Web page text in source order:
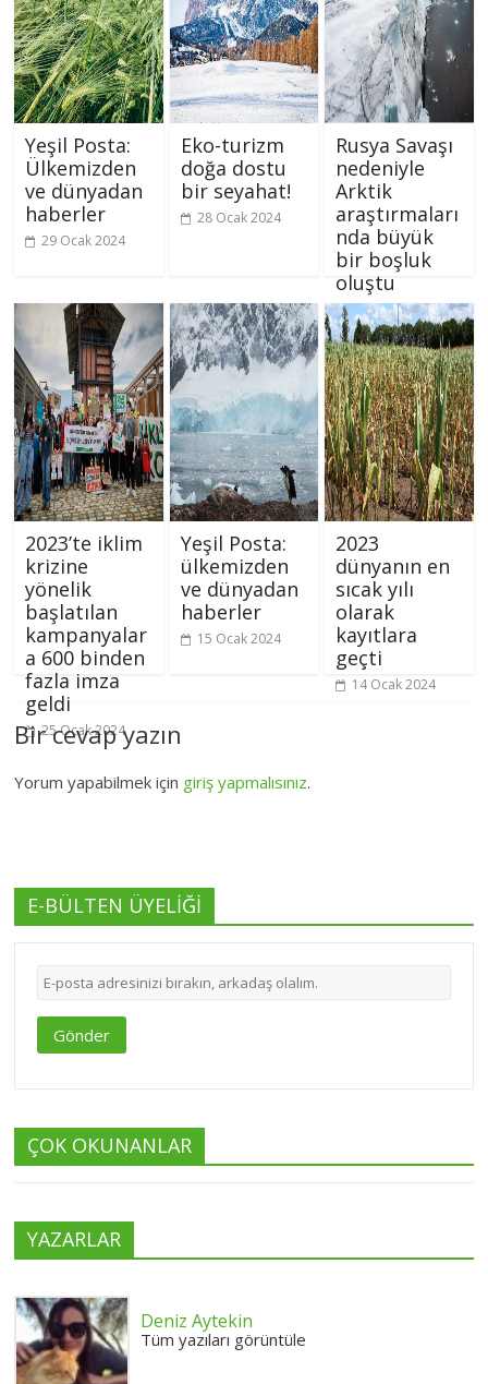
Yeşil Posta:
Ülkemizden
ve dünyadan
haberler
29 Ocak 2024
Eko-turizm
doğa dostu
bir seyahat!
28 Ocak 2024
Rusya Savaşı
nedeniyle
Arktik
araştırmaları
nda büyük
bir boşluk
oluştu
26 Ocak 2024
2023’te iklim
krizine
yönelik
başlatılan
kampanyalar
a 600 binden
fazla imza
geldi
25 Ocak 2024
Yeşil Posta:
ülkemizden
ve dünyadan
haberler
15 Ocak 2024
2023
dünyanın en
sıcak yılı
olarak
kayıtlara
geçti
14 Ocak 2024
Bir cevap yazın
Yorum yapabilmek için giriş yapmalısınız.
E-BÜLTEN ÜYELİĞİ
Gönder
ÇOK OKUNANLAR
YAZARLAR
Deniz Aytekin
Tüm yazıları görüntüle